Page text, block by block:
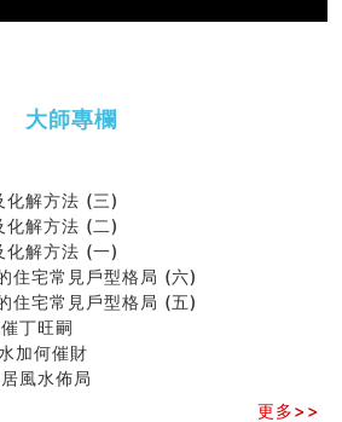
屋風水禁忌有哪些？搬家禁忌要注
的字
解
的字
是男是女
鄧小平命造 (名人八字淺析八）
大師專欄
化解方法 (三)
化解方法 (二)
化解方法 (一)
住宅常見戶型格局 (六)
住宅常見戶型格局 (五)
丁旺嗣
加何催財
風水佈局
更多>>